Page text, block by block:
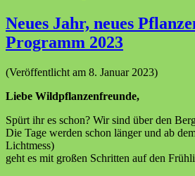
Neues Jahr, neues
Programm 2023
(Veröffentlicht am 8. Januar 2023)
Liebe Wildpflanzenfreunde,
Spürt ihr es schon? Wir sind über den
Die Tage werden schon länger und ab
Lichtmess)
geht es mit großen Schritten auf den